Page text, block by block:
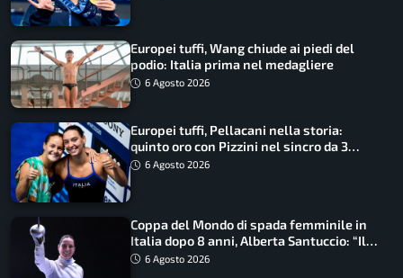
Europei tuffi, Wang chiude ai piedi del
podio: Italia prima nel medagliere
6 Agosto 2026
Europei tuffi, Pellacani nella storia:
quinto oro con Pizzini nel sincro da 3
metri
6 Agosto 2026
Coppa del Mondo di spada femminile in
Italia dopo 8 anni, Alberta Santuccio: “Il
lavoro dà sempre i suoi frutti”
6 Agosto 2026